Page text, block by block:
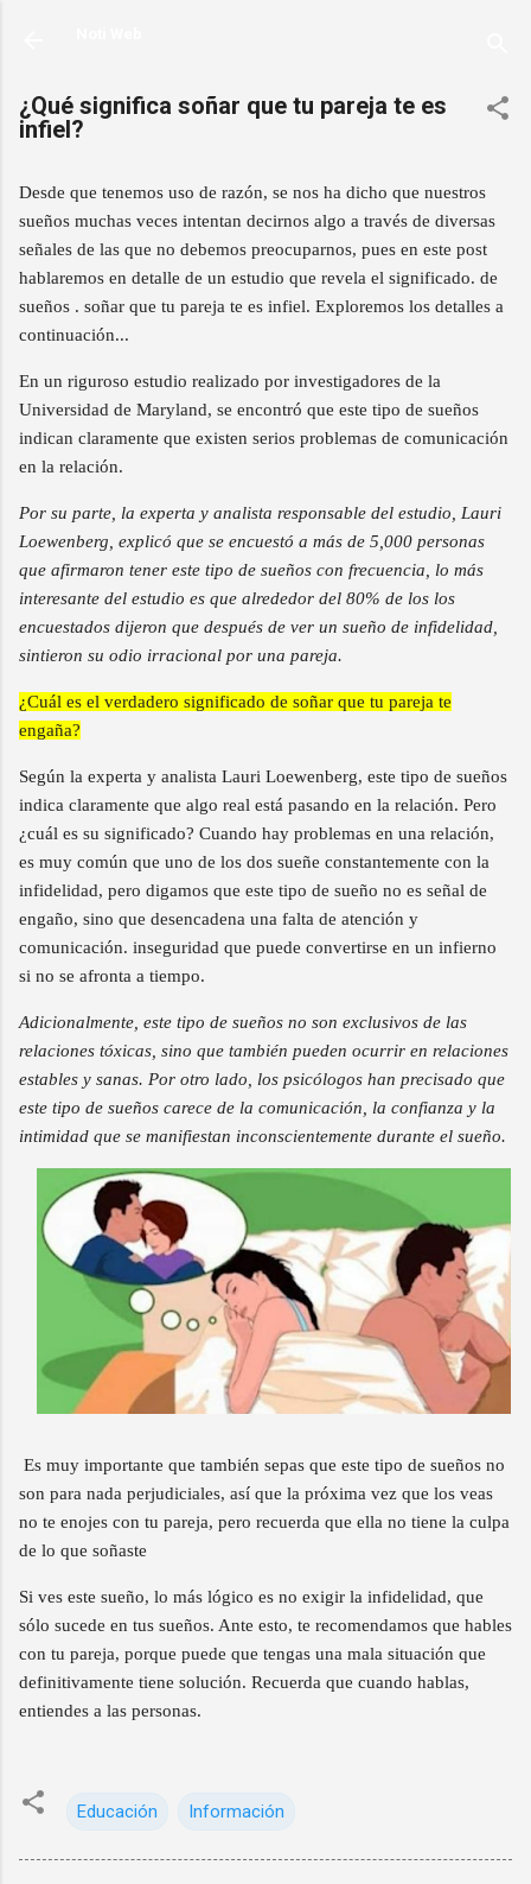
¿Qué significa soñar que tu pareja te es
infiel?
Desde que tenemos uso de razón, se nos ha dicho que nuestros
sueños muchas veces intentan decirnos algo a través de diversas
señales de las que no debemos preocuparnos, pues en este post
hablaremos en detalle de un estudio que revela el significado. de
sueños . soñar que tu pareja te es infiel. Exploremos los detalles a
continuación...
En un riguroso estudio realizado por investigadores de la
Universidad de Maryland, se encontró que este tipo de sueños
indican claramente que existen serios problemas de comunicación
en la relación.
Por su parte, la experta y analista responsable del estudio, Lauri
Loewenberg, explicó que se encuestó a más de 5,000 personas
que afirmaron tener este tipo de sueños con frecuencia, lo más
interesante del estudio es que alrededor del 80% de los los
encuestados dijeron que después de ver un sueño de infidelidad,
sintieron su odio irracional por una pareja.
¿Cuál es el verdadero significado de soñar que tu pareja te
engaña?
Según la experta y analista Lauri Loewenberg, este tipo de sueños
indica claramente que algo real está pasando en la relación. Pero
¿cuál es su significado? Cuando hay problemas en una relación,
es muy común que uno de los dos sueñe constantemente con la
infidelidad, pero digamos que este tipo de sueño no es señal de
engaño, sino que desencadena una falta de atención y
comunicación. inseguridad que puede convertirse en un infierno
si no se afronta a tiempo.
Adicionalmente, este tipo de sueños no son exclusivos de las
relaciones tóxicas, sino que también pueden ocurrir en relaciones
estables y sanas. Por otro lado, los psicólogos han precisado que
este tipo de sueños carece de la comunicación, la confianza y la
intimidad que se manifiestan inconscientemente durante el sueño.
Es muy importante que también sepas que este tipo de sueños no
son para nada perjudiciales, así que la próxima vez que los veas
no te enojes con tu pareja, pero recuerda que ella no tiene la culpa
de lo que soñaste
Si ves este sueño, lo más lógico es no exigir la infidelidad, que
sólo sucede en tus sueños. Ante esto, te recomendamos que hables
con tu pareja, porque puede que tengas una mala situación que
definitivamente tiene solución. Recuerda que cuando hablas,
entiendes a las personas.
Educación Información